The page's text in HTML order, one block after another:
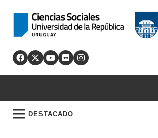
DESTACADO